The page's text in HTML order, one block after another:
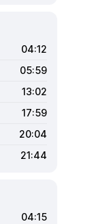
04:12
05:59
13:02
17:59
20:04
21:44
04:15